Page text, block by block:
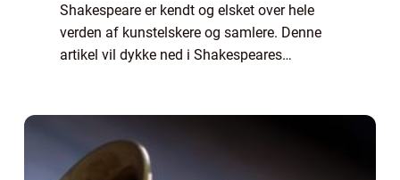
Shakespeare er kendt og elsket over hele
verden af kunstelskere og samlere. Denne
artikel vil dykke ned i Shakespeares